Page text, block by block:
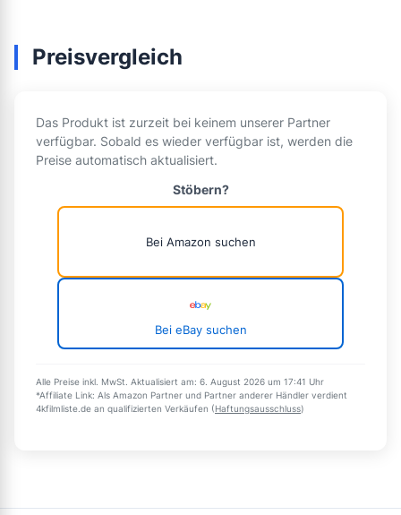
Preisvergleich
Das Produkt ist zurzeit bei keinem unserer Partner
verfügbar. Sobald es wieder verfügbar ist, werden die
Preise automatisch aktualisiert.
Stöbern?
Bei Amazon suchen
Bei eBay suchen
Alle Preise inkl. MwSt. Aktualisiert am: 6. August 2026 um 17:41 Uhr
*Affiliate Link: Als Amazon Partner und Partner anderer Händler verdient
4kfilmliste.de an qualifizierten Verkäufen (Haftungsausschluss)